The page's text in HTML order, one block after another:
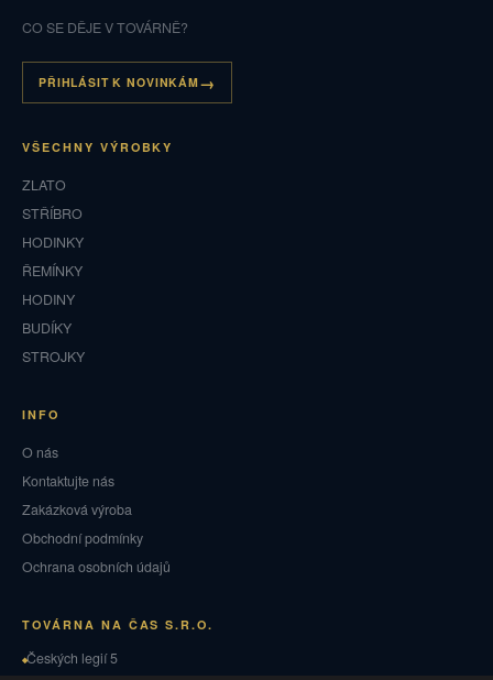
CO SE DĚJE V TOVÁRNĚ?
PŘIHLÁSIT K NOVINKÁM
VŠECHNY VÝROBKY
ZLATO
STŘÍBRO
HODINKY
ŘEMÍNKY
HODINY
BUDÍKY
STROJKY
INFO
O nás
Kontaktujte nás
Zakázková výroba
Obchodní podmínky
Ochrana osobních údajů
TOVÁRNA NA ČAS S.R.O.
Českých legií 5